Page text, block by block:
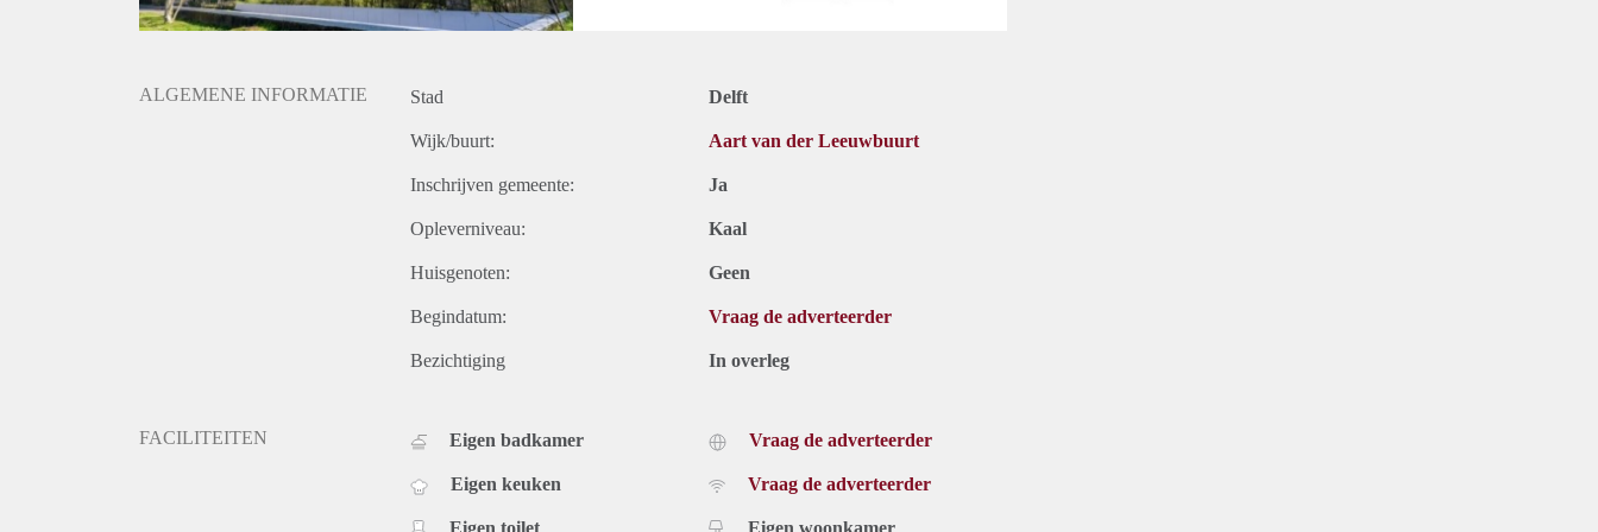
ALGEMENE INFORMATIE Stad Delft
Wijk/buurt: Aart van der Leeuwbuurt
Inschrijven gemeente: Ja
Opleverniveau: Kaal
Huisgenoten: Geen
Begindatum: Vraag de adverteerder
Bezichtiging In overleg
FACILITEITEN Eigen badkamer
Eigen keuken
Vraag de adverteerder
Vraag de adverteerder